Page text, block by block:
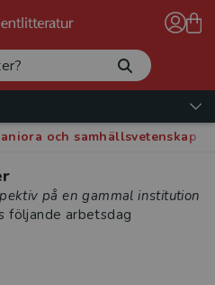
och samhällsvetenskap
på en gammal institution
följande arbetsdag